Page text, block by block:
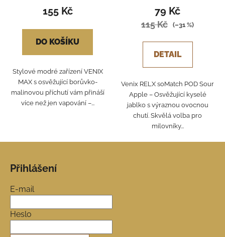
155 Kč
DO KOŠÍKU
Stylové modré zařízení VENIX
MAX s osvěžující borůvko-
malinovou příchutí vám přináší
více než jen vapování –...
79 Kč
115 Kč (–31 %)
DETAIL
Venix RELX soMatch POD Sour
Apple – Osvěžující kyselé
jablko s výraznou ovocnou
chutí. Skvělá volba pro
milovníky...
Přihlášení
E-mail
Heslo